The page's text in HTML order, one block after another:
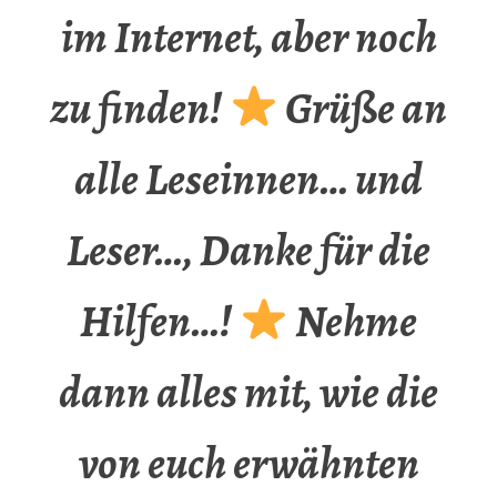
im Internet, aber noch
zu finden!
Grüße an
alle Leseinnen… und
Leser…, Danke für die
Hilfen…!
Nehme
dann alles mit, wie die
von euch erwähnten